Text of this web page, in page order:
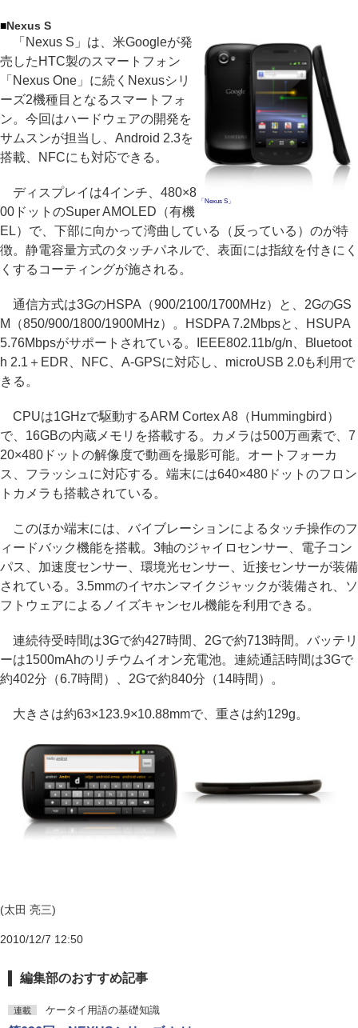
■Nexus S
「Nexus S」
「Nexus S」は、米Googleが発
売したHTC製のスマートフォン
「Nexus One」に続くNexusシリ
ーズ2機種目となるスマートフォ
ン。今回はハードウェアの開発を
サムスンが担当し、Android 2.3を
搭載、NFCにも対応できる。
ディスプレイは4インチ、480×8
00ドットのSuper AMOLED（有機
EL）で、下部に向かって湾曲している（反っている）のが特
徴。静電容量方式のタッチパネルで、表面には指紋を付きにく
くするコーティングが施される。
通信方式は3GのHSPA（900/2100/1700MHz）と、2GのGS
M（850/900/1800/1900MHz）。HSDPA 7.2Mbpsと、HSUPA
5.76Mbpsがサポートされている。IEEE802.11b/g/n、Bluetoot
h 2.1＋EDR、NFC、A-GPSに対応し、microUSB 2.0も利用で
きる。
CPUは1GHzで駆動するARM Cortex A8（Hummingbird）
で、16GBの内蔵メモリを搭載する。カメラは500万画素で、7
20×480ドットの解像度で動画を撮影可能。オートフォーカ
ス、フラッシュに対応する。端末には640×480ドットのフロン
トカメラも搭載されている。
このほか端末には、バイブレーションによるタッチ操作のフ
ィードバック機能を搭載。3軸のジャイロセンサー、電子コン
パス、加速度センサー、環境光センサー、近接センサーが装備
されている。3.5mmのイヤホンマイクジャックが装備され、ソ
フトウェアによるノイズキャンセル機能を利用できる。
連続待受時間は3Gで約427時間、2Gで約713時間。バッテリ
ーは1500mAhのリチウムイオン充電池。連続通話時間は3Gで
約402分（6.7時間）、2Gで約840分（14時間）。
大きさは約63×123.9×10.88mmで、重さは約129g。
(太田 亮三)
2010/12/7 12:50
編集部のおすすめ記事
連載 ケータイ用語の基礎知識